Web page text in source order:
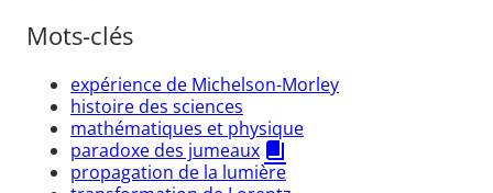
Mots-clés
expérience de Michelson-Morley
histoire des sciences
mathématiques et physique
paradoxe des jumeaux
propagation de la lumière